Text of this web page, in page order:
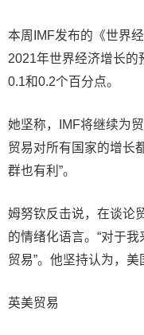
本周IMF发布的《世界
2021年世界经济增长
0.1和0.2个百分点。
她坚称，IMF将继续为
贸易对所有国家的增长
群也有利”。
姆努钦反击说，在谈论
的情绪化语言。“对于
贸易”。他坚持认为，美
英美贸易